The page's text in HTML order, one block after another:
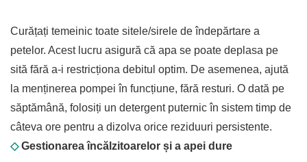
Curățați temeinic toate sitele/sirele de îndepărtare a
petelor. Acest lucru asigură că apa se poate deplasa pe
sită fără a-i restricționa debitul optim. De asemenea, ajută
la menținerea pompei în funcțiune, fără resturi. O dată pe
săptămână, folosiți un detergent puternic în sistem timp de
câteva ore pentru a dizolva orice reziduuri persistente.
◇Gestionarea încălzitoarelor și a apei dure